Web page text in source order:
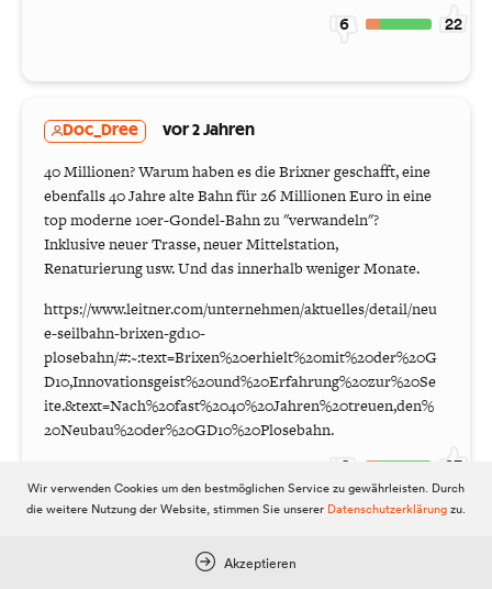
6 22
Doc_Dree vor 2 Jahren
40 Millionen? Warum haben es die Brixner geschafft, eine
ebenfalls 40 Jahre alte Bahn für 26 Millionen Euro in eine
top moderne 10er-Gondel-Bahn zu "verwandeln"?
Inklusive neuer Trasse, neuer Mittelstation,
Renaturierung usw. Und das innerhalb weniger Monate.
https://www.leitner.com/unternehmen/aktuelles/detail/neu
e-seilbahn-brixen-gd10-
plosebahn/#:~:text=Brixen%20erhielt%20mit%20der%20G
D10,Innovationsgeist%20und%20Erfahrung%20zur%20Se
ite.&text=Nach%20fast%2040%20Jahren%20treuen,den%
20Neubau%20der%20GD10%20Plosebahn.
6 23
keinexperte vor 2 Jahren
Wir verwenden Cookies um den bestmöglichen Service zu gewährleisten. Durch
die weitere Nutzung der Website, stimmen Sie unserer Datenschutzerklärungzu.
Akzeptieren